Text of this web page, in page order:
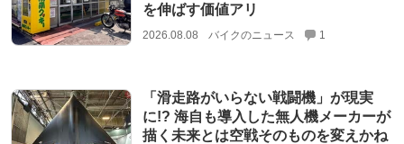
を伸ばす価値アリ
2026.08.08 バイクのニュース 1
「滑走路がいらない戦闘機」が現実
に!? 海自も導入した無人機メーカーが
描く未来とは空戦そのものを変えかね